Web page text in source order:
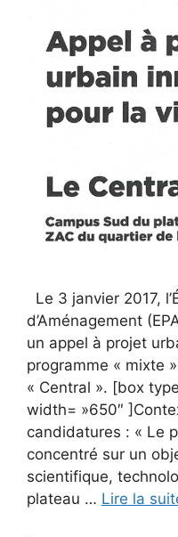
Le 3 janvier 2017,
d’Aménagement
un appel à projet
programme « mixte
« Central ». [box
width= »650″
candidatures : « Le
concentré sur un
scientifique,
plateau … Lire la